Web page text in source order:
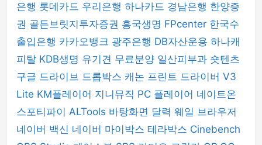
은행 롯데카드 우리은행 하나카드 경남은행 한양증
권 골든브릿지투자증권 흥국생명 FPcenter 한국수
출입은행 카카오뱅크 광주은행 DB자산운용 하나캐
피탈 KDB생명 유기견 무료분양 일산피부과 숏텐츠
구글 드라이브 드롭박스 캐논 프린트 드라이버 V3
Lite KM플레이어 지니뮤직 PC 플레이어 네이트온
스포티파이 ALTools 바탕화면 달력 웨일 브라우저
네이버 백신 네이버 마이박스 테라박스 Cinebench